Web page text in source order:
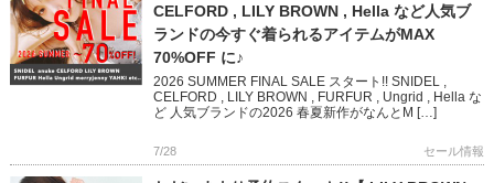
CELFORD , LILY BROWN , Hella など人気ブ
ランドの今すぐ着られるアイテムがMAX
70%OFF に♪
2026 SUMMER FINAL SALE スタート!! SNIDEL ,
CELFORD , LILY BROWN , FURFUR , Ungrid , Hella な
ど 人気ブランドの2026 春夏新作がなんとM […]
7/28 セール情報